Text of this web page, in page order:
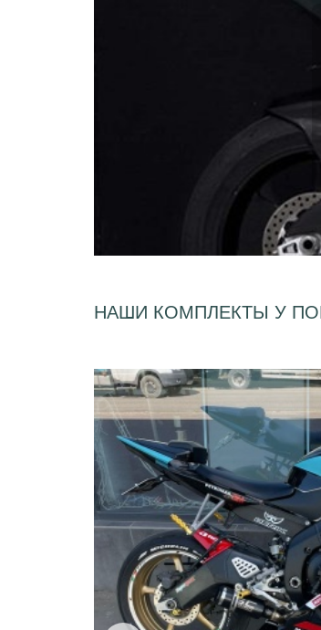
НАШИ КОМПЛЕКТЫ У